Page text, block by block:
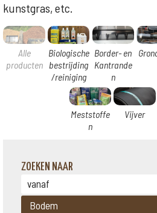
kunstgras, etc.
Alle
producten
Biologische
bestrijding
/reiniging
Border- en
Kantrande
n
Meststoffe
n
Vijver
ZOEKEN NAAR